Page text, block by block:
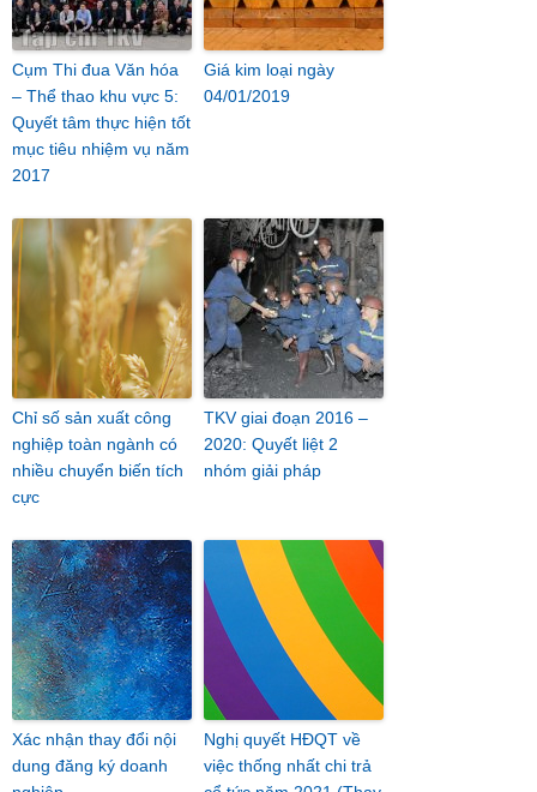
Cụm Thi đua Văn hóa
– Thể thao khu vực 5:
Quyết tâm thực hiện tốt
mục tiêu nhiệm vụ năm
2017
Giá kim loại ngày
04/01/2019
Chỉ số sản xuất công
nghiệp toàn ngành có
nhiều chuyển biến tích
cực
TKV giai đoạn 2016 –
2020: Quyết liệt 2
nhóm giải pháp
Xác nhận thay đổi nội
dung đăng ký doanh
Nghị quyết HĐQT về
việc thống nhất chi trả